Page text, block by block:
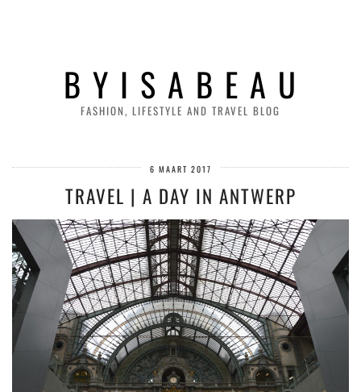
B Y I S A B E A U
FASHION, LIFESTYLE AND TRAVEL BLOG
6 MAART 2017
TRAVEL | A DAY IN ANTWERP